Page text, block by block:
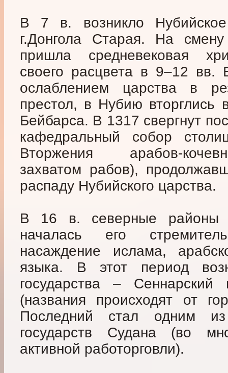
В 7 в. возникло
г.Донгола Старая. На
пришла средневековая
своего расцвета в 9–12 вв.
ослаблением царства в
престол, в Нубию вторглись
Бейбарса. В 1317 свергнут
кафедральный собор
Вторжения арабов-
захватом рабов),
распаду Нубийского царства.
В 16 в. северные районы
началась его
насаждение ислама,
языка. В этот период
государства –
(названия происходят от
Последний стал одним
государств Судана (во
активной работорговли).